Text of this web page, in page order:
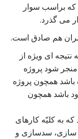
براسب سوار
می گذرد.
هم صادق است.
ای ویژه از
شود پروژه
باشد همچون پروژه
باشد همچون
به کلیّه کارهای
سازی، سدسازی و